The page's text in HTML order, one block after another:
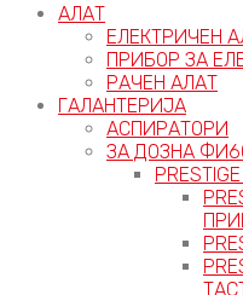
АЛАТ
ЕЛЕКТРИЧЕН
ПРИБОР ЗА
РАЧЕН АЛАТ
ГАЛАНТЕРИЈА
АСПИРАТОРИ
ЗА ДОЗНА